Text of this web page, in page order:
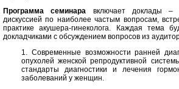
Программа семинара включает доклады –
дискуссией по наиболее частым вопросам,
практике акушера-гинеколога. Каждая тема
докладчиками с обсуждением вопросов из
1. Современные возможности ранней
опухолей женской репродуктивной
стандарты диагностики и лечения
заболеваний у женщин.